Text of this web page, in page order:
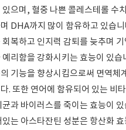
있으며, 혈중 나쁜 콜레스테롤 수
DHA까지 많이 함유하고 있습
복하고 인지력 감퇴를 늦추며 기
예리함을 강화시키는 효능이 있습
기능을 향상시킴으로써 면역체
. 또한 연어에 함유되어 있는 비
과 바이러스를 죽이는 효능이
있는 아스타잔틴 성분은 항산화